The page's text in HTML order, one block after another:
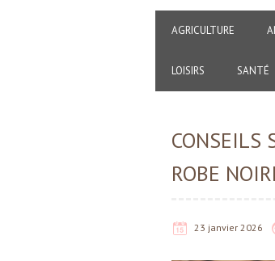
AGRICULTURE
LOISIRS SANTÉ
CONSEILS
ROBE
23 janvier 2026